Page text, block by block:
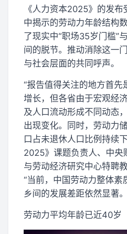
《人力资本2025》的发
中揭示的劳动力年龄结构
了现实中“职场35岁门槛”
间的脱节。推动消除这一
与社会层面的共同呼声。
“报告值得关注的地方首先
增长，但各省由于宏观经
及人口流动形成不同动态
出现变化。同时，劳动力
口占未退休人口比例持续
2025》课题负责人、中央
与劳动经济研究中心特聘
“当前，中国劳动力整体素
乡间的发展差距依然显著
劳动力平均年龄已近40岁